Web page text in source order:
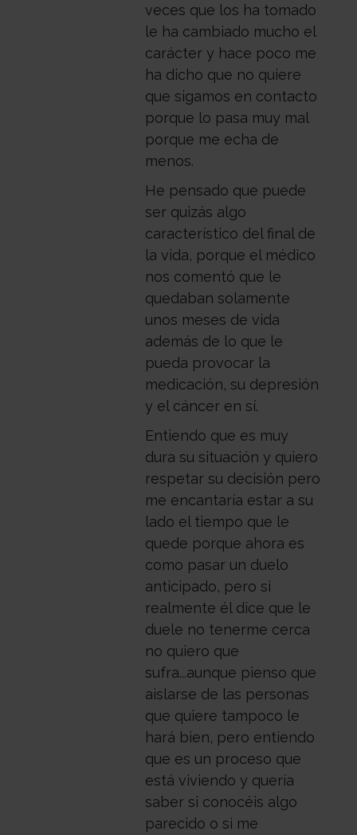
veces que los ha tomado
le ha cambiado mucho el
carácter y hace poco me
ha dicho que no quiere
que sigamos en contacto
porque lo pasa muy mal
porque me echa de
menos.
He pensado que puede
ser quizás algo
característico del final de
la vida, porque el médico
nos comentó que le
quedaban solamente
unos meses de vida
además de lo que le
pueda provocar la
medicación, su depresión
y el cáncer en sí.
Entiendo que es muy
dura su situación y quiero
respetar su decisión pero
me encantaría estar a su
lado el tiempo que le
quede porque ahora es
como pasar un duelo
anticipado, pero si
realmente él dice que le
duele no tenerme cerca
no quiero que
sufra...aunque pienso que
aislarse de las personas
que quiere tampoco le
hará bien, pero entiendo
que es un proceso que
está viviendo y quería
saber si conocéis algo
parecido o si me